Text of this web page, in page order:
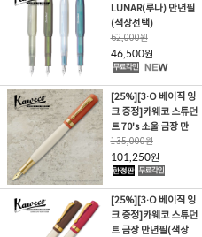
LUNAR(루나) 만년필
(색상선택)
62,000원
46,500원
[25%][3·O 베이직 잉
크 증정]카웨코 스튜던
트 70's 소울 금장 만
135,000원
101,250원
[25%][3·O 베이직 잉
크 증정]카웨코 스튜던
트 금장 만년필(색상